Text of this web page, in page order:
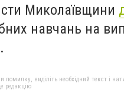
Миколаївщини
навчань на
помилку, виділіть необхідний текст і
редакцію